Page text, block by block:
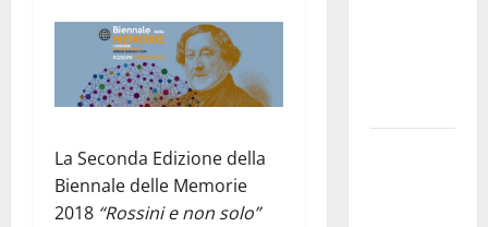
La Seconda Edizione della
Biennale delle Memorie
2018 “Rossini e non solo”